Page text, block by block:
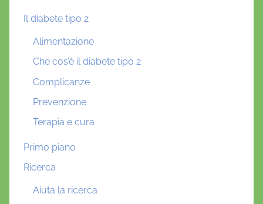
Il diabete tipo 2
Alimentazione
Che cos’è il diabete tipo 2
Complicanze
Prevenzione
Terapia e cura
Primo piano
Ricerca
Aiuta la ricerca